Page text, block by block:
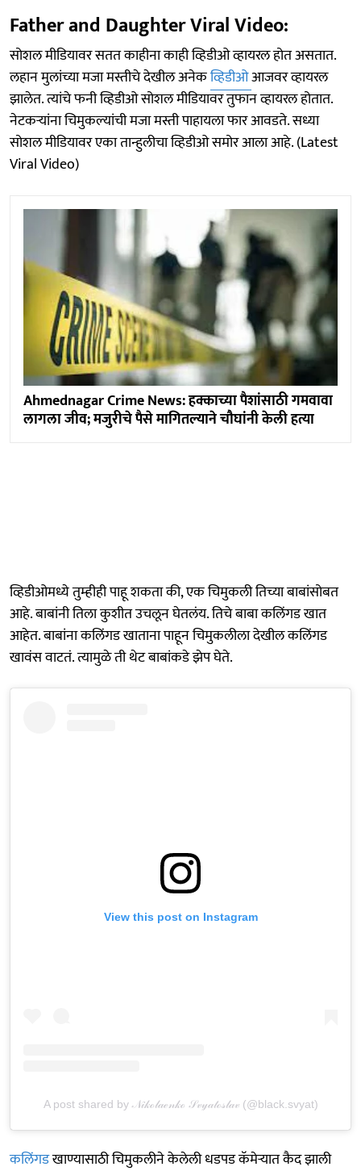
Father and Daughter Viral Video:
सोशल मीडियावर सतत काहीना काही व्हिडीओ व्हायरल होत असतात.
लहान मुलांच्या मजा मस्तीचे देखील अनेकव्हिडीओआजवर व्हायरल
झालेत. त्यांचे फनी व्हिडीओ सोशल मीडियावर तुफान व्हायरल होतात.
नेटकऱ्यांना चिमुकल्यांची मजा मस्ती पाहायला फार आवडते. सध्या
सोशल मीडियावर एका तान्हुलीचा व्हिडीओ समोर आला आहे. (Latest
Viral Video)
Ahmednagar Crime News: हक्काच्या पैशांसाठी गमवावा
लागला जीव; मजुरीचे पैसे मागितल्याने चौघांनी केली हत्या
व्हिडीओमध्ये तुम्हीही पाहू शकता की, एक चिमुकली तिच्या बाबांसोबत
आहे. बाबांनी तिला कुशीत उचलून घेतलंय. तिचे बाबा कलिंगड खात
आहेत. बाबांना कलिंगड खाताना पाहून चिमुकलीला देखील कलिंगड
खावंस वाटतं. त्यामुळे ती थेट बाबांकडे झेप घेते.
View this post on Instagram
A post shared by 𝒩𝒾𝓀ℴ𝓁𝒶ℯ𝓃𝓀ℴ 𝒮𝓋𝓎𝒶𝓉ℴ𝓈𝓁𝒶𝓋 (@black.svyat)
कलिंगडखाण्यासाठी चिमुकलीने केलेली धडपड कॅमेऱ्यात कैद झाली